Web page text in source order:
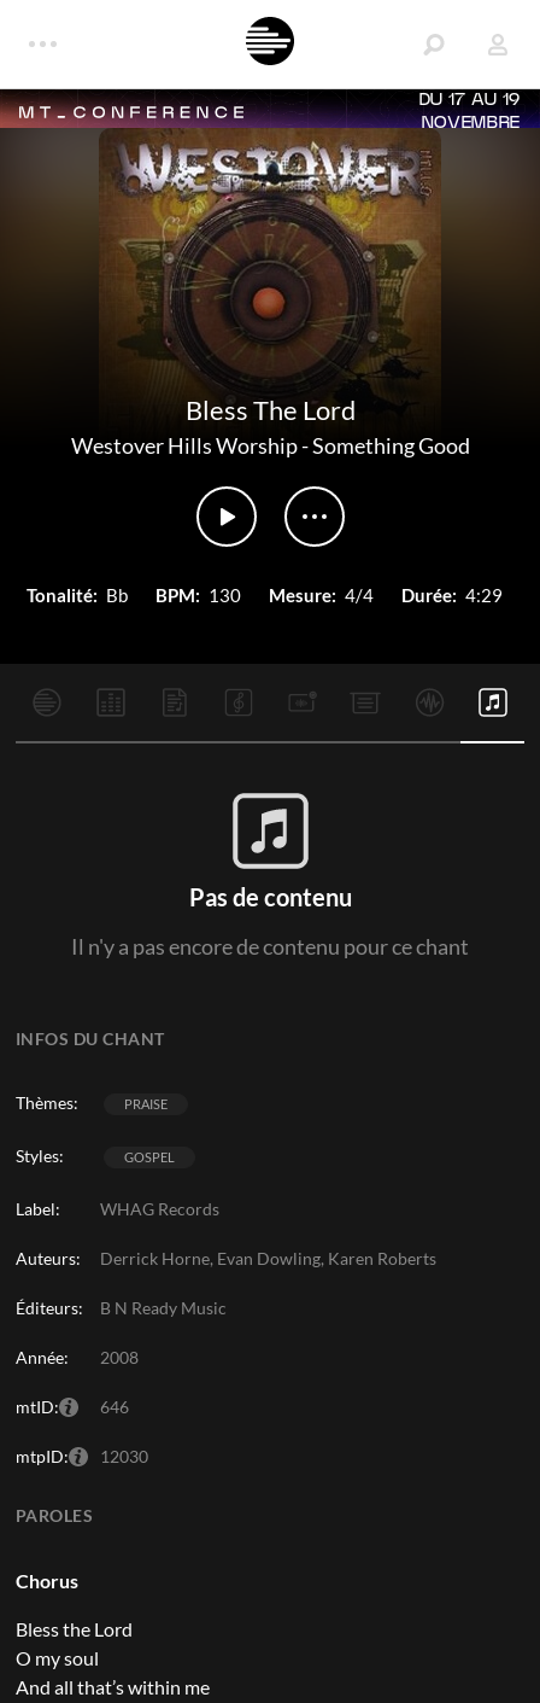
DU 17 AU 19
NOVEMBRE
Bless The Lord
Westover Hills Worship-Something Good
Tonalité: Bb BPM: 130 Mesure: 4/4 Durée: 4:29
INFOS DU CHANT
Thèmes: PRAISE
Styles: GOSPEL
Label: WHAG Records
Auteurs: Derrick Horne, Evan Dowling, Karen Roberts
Éditeurs: B N Ready Music
Année: 2008
mtID: 646
mtpID: 12030
PAROLES
Chorus
Bless the Lord
O my soul
And all that’s within me
Pas de contenu
Il n'y a pas encore de contenu pour ce chant